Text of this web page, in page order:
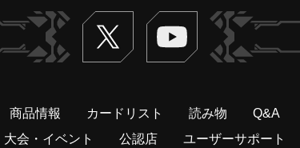
Twitter ヴァンガードch
商品情報 カードリスト 読み物 Q&A
大会・イベント 公認店 ユーザーサポート